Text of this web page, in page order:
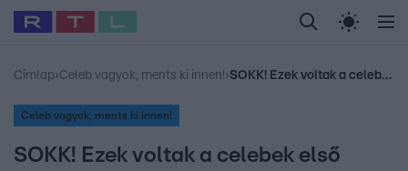
Legfrissebb RTL Híradó Randi Celeb vagyok,
Babits Marcella Most Wanted Gallusz
Címlap›Celeb vagyok, ments ki innen!› SOKK! Ezek voltak a celebek első dzsungelélményei
Celeb vagyok, ments ki innen!
SOKK! Ezek voltak a celebek első